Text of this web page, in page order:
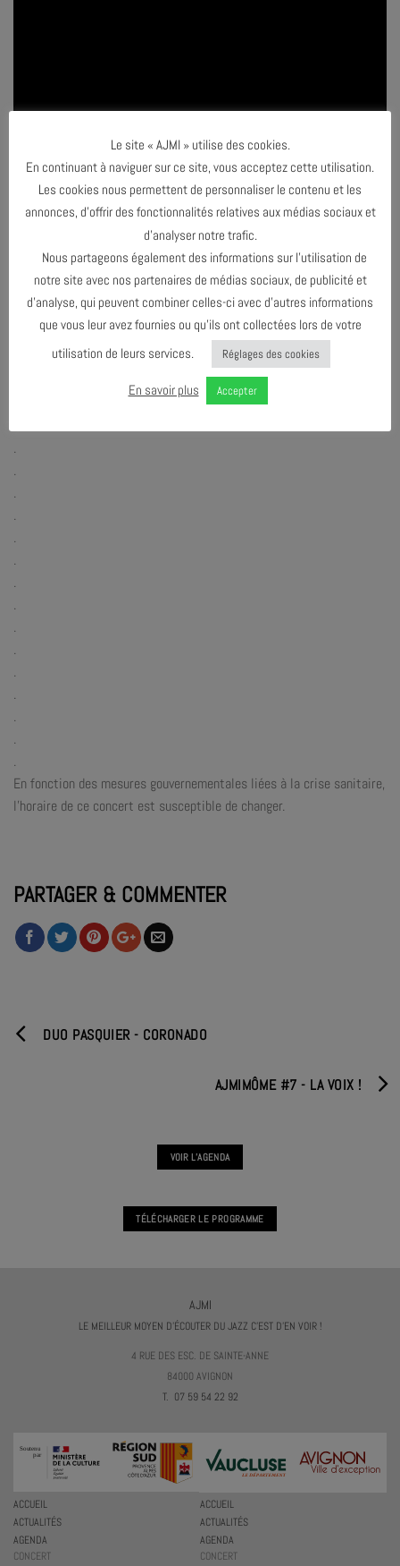
.
.
.
.
.
.
.
.
.
.
.
.
.
.
.
En fonction des mesures gouvernementales liées à la crise sanitaire,
l’horaire de ce concert est susceptible de changer.
PARTAGER & COMMENTER
DUO PASQUIER - CORONADO
AJMIMÔME #7 - LA VOIX !
VOIR L'AGENDA
TÉLÉCHARGER LE PROGRAMME
AJMI
LE MEILLEUR MOYEN D'ÉCOUTER DU JAZZ C'EST D'EN VOIR !
4 RUE DES ESC. DE SAINTE-ANNE
84000 AVIGNON
T. 07 59 54 22 92
ACCUEIL
ACTUALITÉS
AGENDA
CONCERT
ACCUEIL
ACTUALITÉS
AGENDA
CONCERT
Le site « AJMI » utilise des cookies.
En continuant à naviguer sur ce site, vous acceptez cette utilisation.
Les cookies nous permettent de personnaliser le contenu et les
annonces, d’offrir des fonctionnalités relatives aux médias sociaux et
d’analyser notre trafic.
Nous partageons également des informations sur l’utilisation de
notre site avec nos partenaires de médias sociaux, de publicité et
d’analyse, qui peuvent combiner celles-ci avec d’autres informations
que vous leur avez fournies ou qu’ils ont collectées lors de votre
utilisation de leurs services.
Réglages des cookies
En savoir plus Accepter